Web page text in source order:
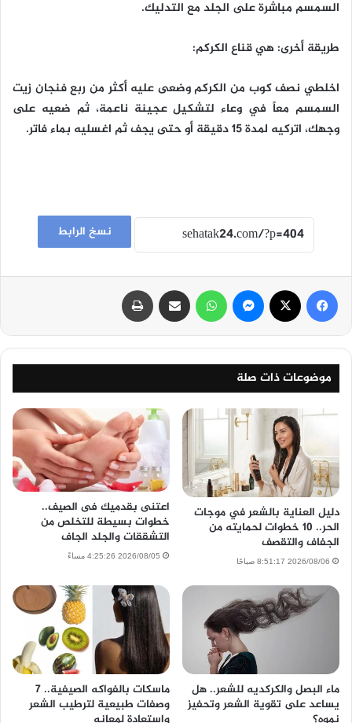
السمسم مباشرة على الجلد مع التدليك.
طريقة أخرى: هي قناع الكركم:
اخلطي نصف كوب من الكركم وضعى عليه أكثر من ربع فنجان زيت
السمسم معاً في وعاء لتشكيل عجينة ناعمة، ثم ضعيه على
وجهك، اتركيه لمدة 15 دقيقة أو حتى يجف ثم اغسليه بماء فاتر.
نسخ الرابط
فيسبوك ماسنجر واتساب مشاركة عبر البريد
موضوعات ذات صلة
دليل العناية بالشعر في موجات
الحر.. 10 خطوات لحمايته من
الجفاف والتقصف
2026/08/06 8:51:17 صباحًا
اعتنى بقدميك فى الصيف..
خطوات بسيطة للتخلص من
التشققات والجلد الجاف
2026/08/05 4:25:26 مساءً
ماء البصل والكركديه للشعر.. هل
يساعد على تقوية الشعر وتحفيز
ماسكات بالفواكه الصيفية.. 7
وصفات طبيعية لترطيب الشعر